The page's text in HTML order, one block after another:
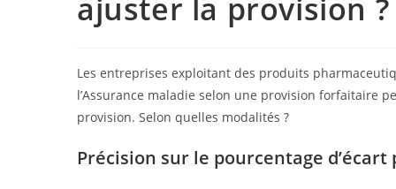
ajuster la provision ?
Les entreprises exploitant des produits
l’Assurance maladie selon une provision forfaitaire
provision. Selon quelles modalités ?
Précision sur le pourcentage